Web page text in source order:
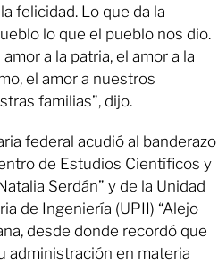
felicidad. Lo que da la
lo que el pueblo nos dio.
a la patria, el amor a la
el amor a nuestros
familias”, dijo.
federal acudió al banderazo
de Estudios Científicos y
Serdán” y de la Unidad
de Ingeniería (UPII) “Alejo
desde donde recordó que
administración en materia